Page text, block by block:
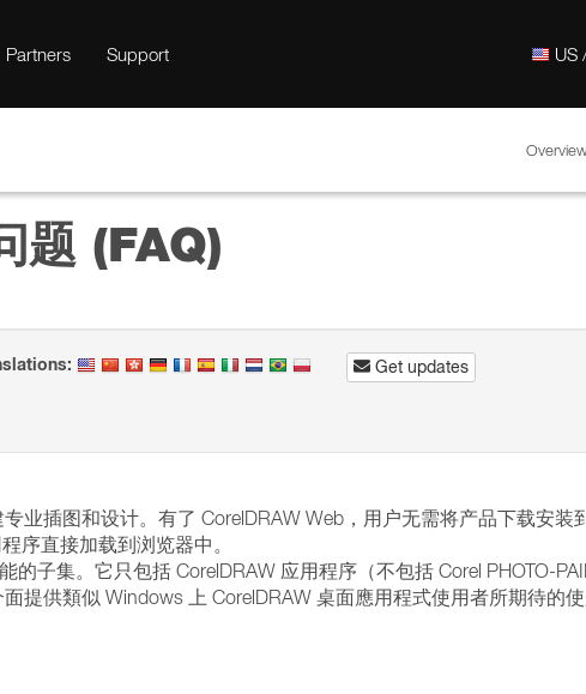
Partners Support US
题 (FAQ)
Get updates
业插图和设计。有了 CorelDRAW Web，用户无需将产品下载安装
序直接加载到浏览器中。
子集。它只包括 CorelDRAW 应用程序（不包括 Corel PHOTO-
提供類似 Windows 上 CorelDRAW 桌面應用程式使用者所期待的使